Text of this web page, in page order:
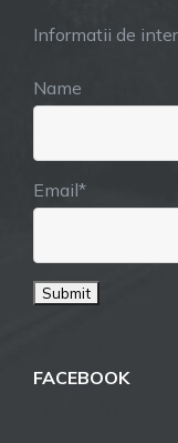
Informatii de
Name
Email*
FACEBOOK